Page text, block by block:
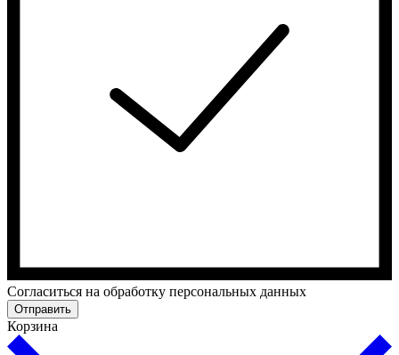
Cогласиться на обработку персональных данных
Отправить
Корзина